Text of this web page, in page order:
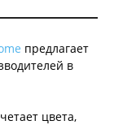
предлагает
в
цвета,